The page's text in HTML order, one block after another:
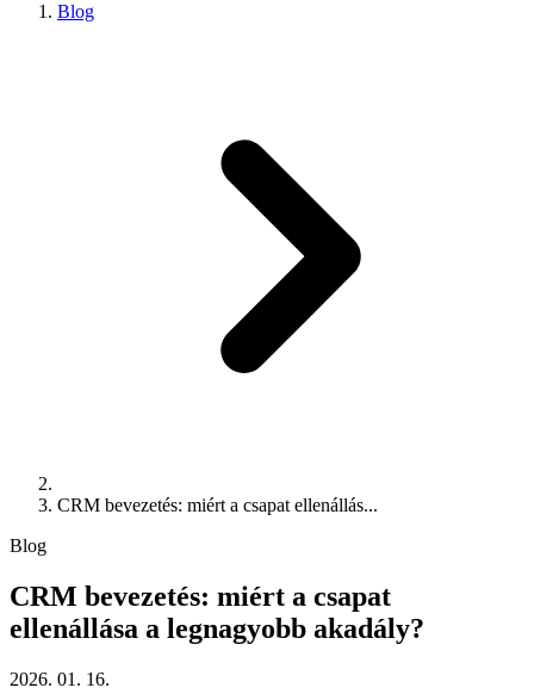
Blog
CRM bevezetés: miért a csapat ellenállás...
Blog
CRM bevezetés: miért a csapat
ellenállása a legnagyobb akadály?
2026. 01. 16.